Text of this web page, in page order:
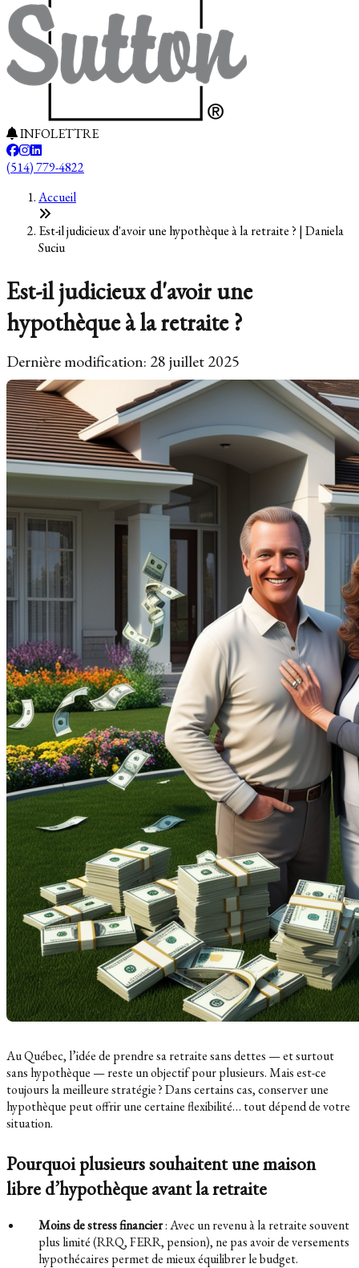
INFOLETTRE
(514) 779-4822
Accueil
Est-il judicieux d'avoir une hypothèque à la retraite ? | Daniela
Suciu
Est-il judicieux d'avoir une
hypothèque à la retraite ?
Dernière modification: 28 juillet 2025
Au Québec, l’idée de prendre sa retraite sans dettes — et surtout
sans hypothèque — reste un objectif pour plusieurs. Mais est-ce
toujours la meilleure stratégie ? Dans certains cas, conserver une
hypothèque peut offrir une certaine flexibilité… tout dépend de votre
situation.
Pourquoi plusieurs souhaitent une maison
libre d’hypothèque avant la retraite
Moins de stress financier: Avec un revenu à la retraite souvent
plus limité (RRQ, FERR, pension), ne pas avoir de versements
hypothécaires permet de mieux équilibrer le budget.